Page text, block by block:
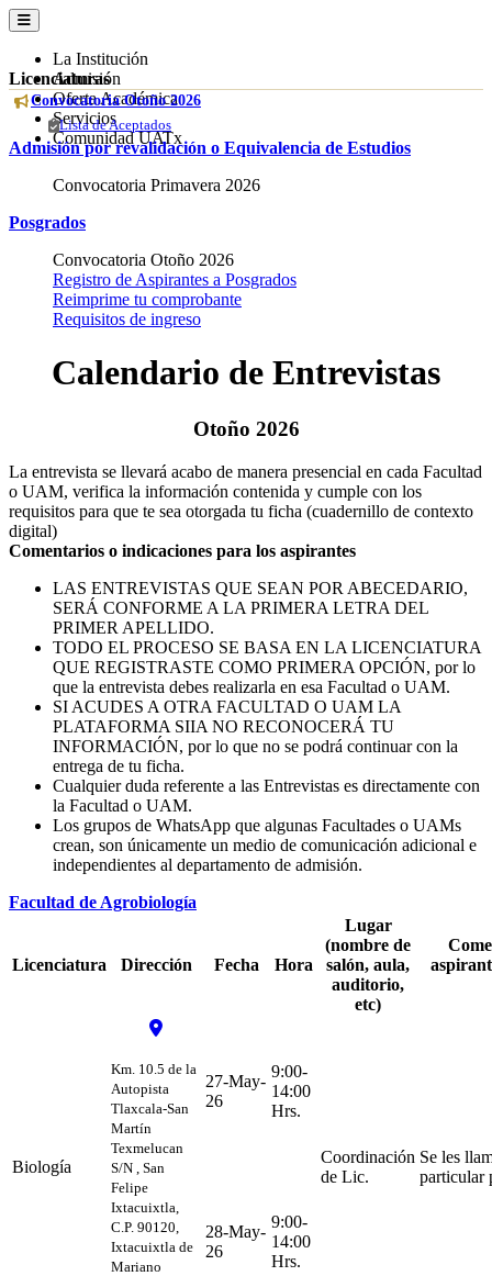
La Institución
Admisión
Oferta Académica
Servicios
Comunidad UATx
Licenciaturas
Convocatoria Otoño 2026
Lista de Aceptados
Admisión por revalidación o Equivalencia de Estudios
Convocatoria Primavera 2026
Posgrados
Convocatoria Otoño 2026
Registro de Aspirantes a Posgrados
Reimprime tu comprobante
Requisitos de ingreso
Calendario de Entrevistas
Otoño 2026
La entrevista se llevará acabo de manera presencial en cada Facultad
o UAM, verifica la información contenida y cumple con los
requisitos para que te sea otorgada tu ficha (cuadernillo de contexto
digital)
Comentarios o indicaciones para los aspirantes
LAS ENTREVISTAS QUE SEAN POR ABECEDARIO,
SERÁ CONFORME A LA PRIMERA LETRA DEL
PRIMER APELLIDO.
TODO EL PROCESO SE BASA EN LA LICENCIATURA
QUE REGISTRASTE COMO PRIMERA OPCIÓN, por lo
que la entrevista debes realizarla en esa Facultad o UAM.
SI ACUDES A OTRA FACULTAD O UAM LA
PLATAFORMA SIIA NO RECONOCERÁ TU
INFORMACIÓN, por lo que no se podrá continuar con la
entrega de tu ficha.
Cualquier duda referente a las Entrevistas es directamente con
la Facultad o UAM.
Los grupos de WhatsApp que algunas Facultades o UAMs
crean, son únicamente un medio de comunicación adicional e
independientes al departamento de admisión.
Facultad de Agrobiología
Licenciatura Dirección Fecha Hora
Lugar
(nombre de
salón, aula,
auditorio,
etc)
Biología
Km. 10.5 de la
Autopista
Tlaxcala-San
Martín
Texmelucan
S/N , San
Felipe
Ixtacuixtla,
C.P. 90120,
Ixtacuixtla de
Mariano
27-May-
26
9:00-
14:00
Hrs.
Coordinación
de Lic.
Se les
particular
28-May-
26
9:00-
14:00
Hrs.